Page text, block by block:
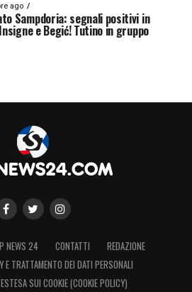
ago
Sampdoria: segnali positivi in
e Begić! Tutino in gruppo
NEWS 24 CONTATTI
REDAZIONE
E TRATTAMENTO DEI DATI PERSONALI
SUI COOKIE (COOKIE POLICY)